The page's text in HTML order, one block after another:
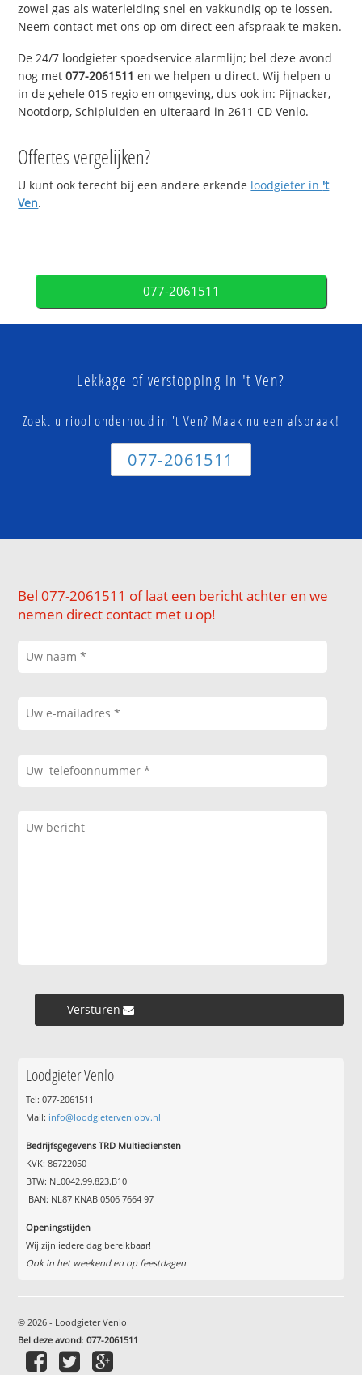
zowel gas als waterleiding snel en vakkundig op te lossen.
Neem contact met ons op om direct een afspraak te maken.
De 24/7 loodgieter spoedservice alarmlijn; bel deze avond
nog met077-2061511 en we helpen u direct. Wij helpen u
in de gehele 015 regio en omgeving, dus ook in: Pijnacker,
Nootdorp, Schipluiden en uiteraard in 2611 CD Venlo.
Offertes vergelijken?
U kunt ook terecht bij een andere erkende loodgieter in 't
Ven.
077-2061511
Lekkage of verstopping in 't Ven?
Zoekt u riool onderhoud in 't Ven? Maak nu een afspraak!
077-2061511
Bel 077-2061511 of laat een bericht achter en we
nemen direct contact met u op!
Versturen »
Loodgieter Venlo
Tel: 077-2061511
Mail: info@loodgietervenlobv.nl
Bedrijfsgegevens TRD Multiediensten
KVK: 86722050
BTW: NL0042.99.823.B10
IBAN: NL87 KNAB 0506 7664 97
Openingstijden
Wij zijn iedere dag bereikbaar!
Ook in het weekend en op feestdagen
© 2026 - Loodgieter Venlo
Bel deze avond:077-2061511